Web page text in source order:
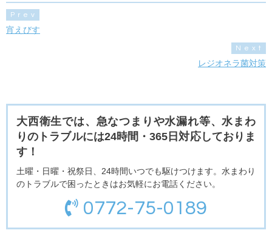
e
b
Prev
宵えびす
Next
レジオネラ菌対策
大西衛生では、急なつまりや水漏れ等、水まわ
りのトラブルには24時間・365日対応しておりま
す！
土曜・日曜・祝祭日、24時間いつでも駆けつけます。水まわり
のトラブルで困ったときはお気軽にお電話ください。
0772-75-0189